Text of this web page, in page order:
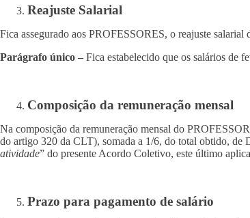
Reajuste Salarial
Fica assegurado aos PROFESSORES, o reajuste
Parágrafo único – Fica estabelecido que os salários de
Composição da remuneração mensal
Na composição da remuneração mensal do
do artigo 320 da CLT), somada a 1/6, do total obtido, de
atividade” do presente Acordo Coletivo, este último
Prazo para pagamento de salário